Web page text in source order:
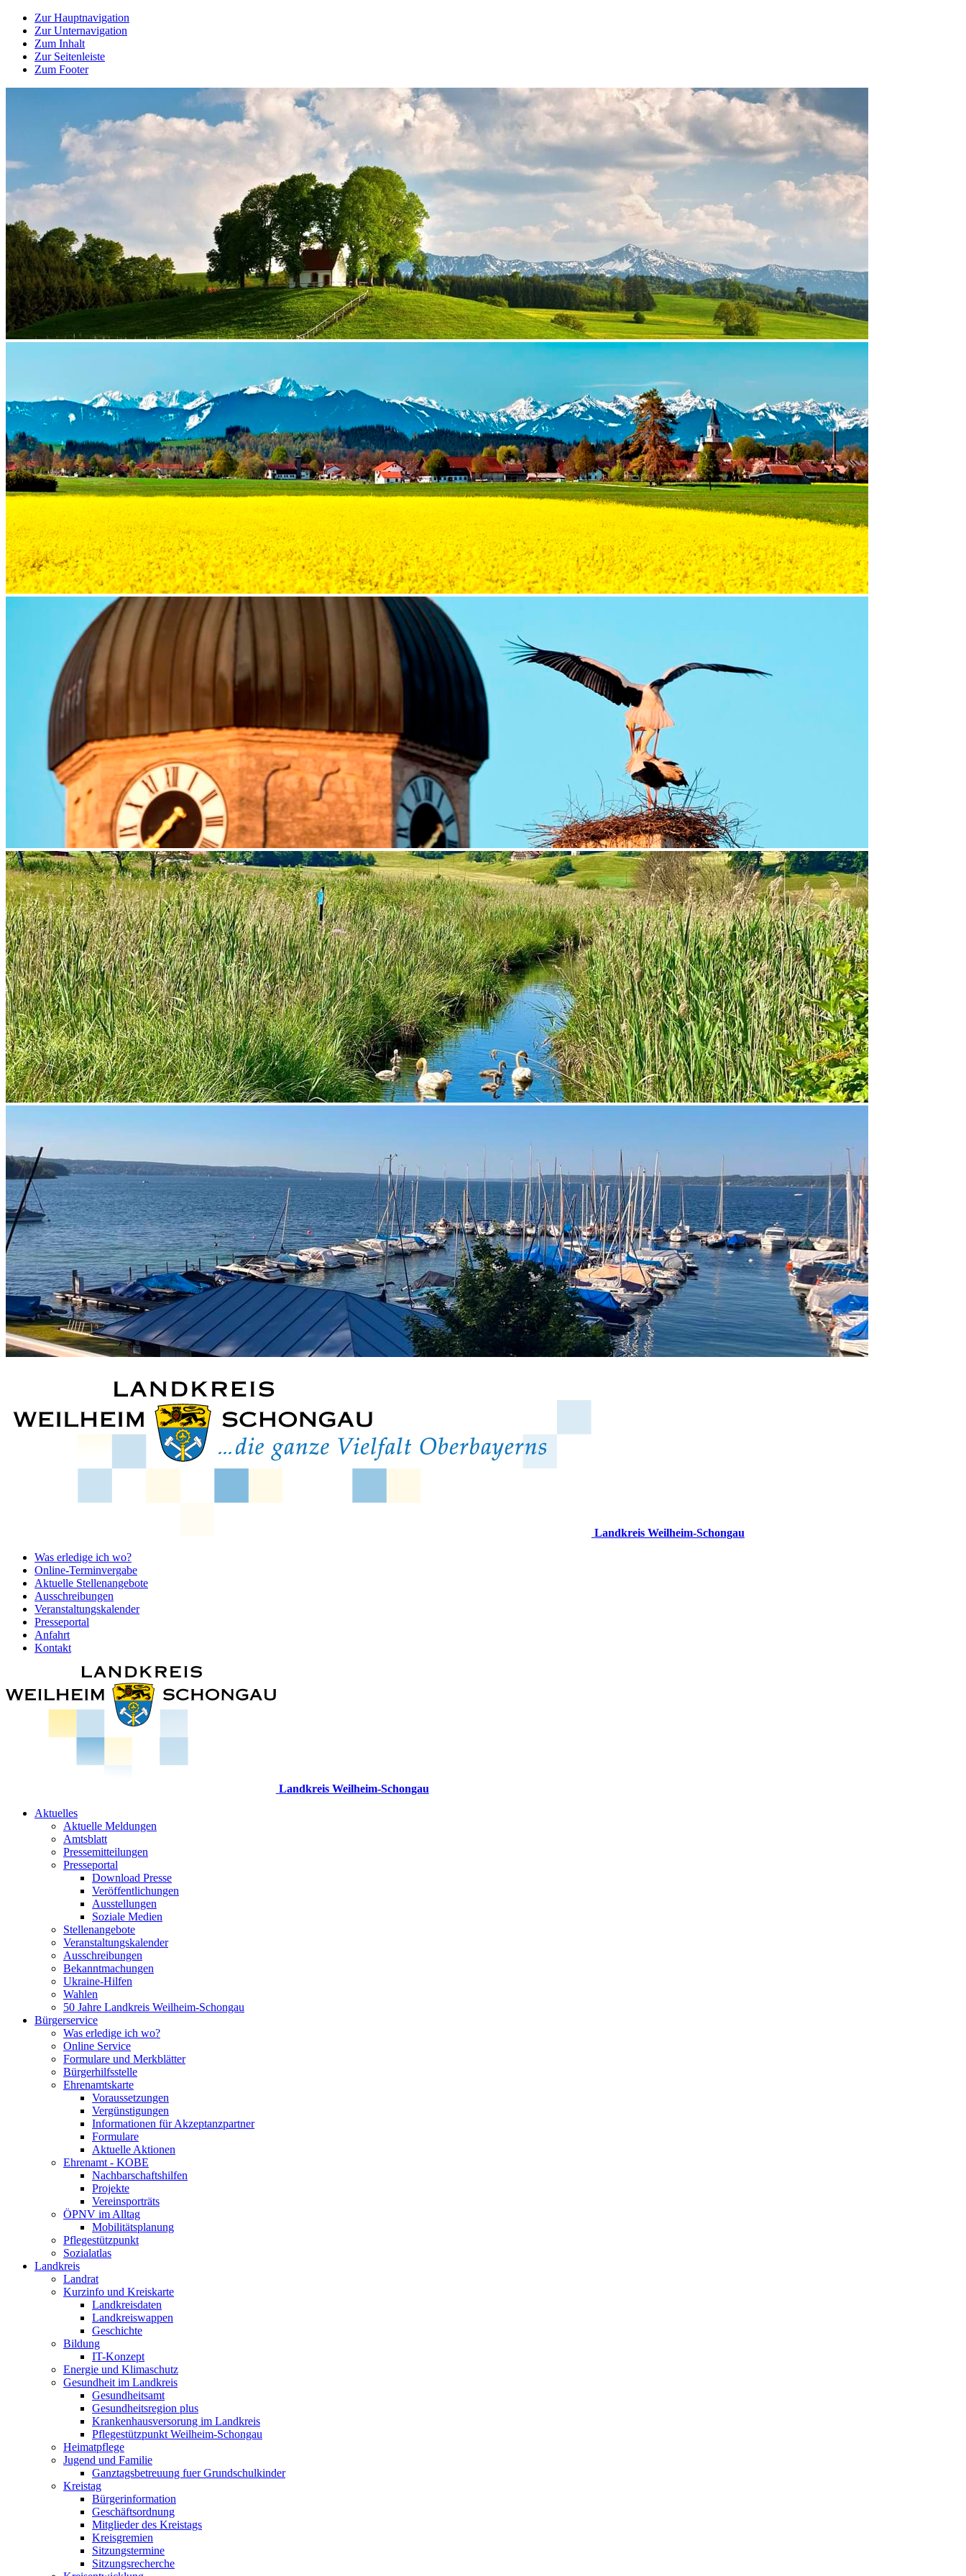
Zur Hauptnavigation
Zur Unternavigation
Zum Inhalt
Zur Seitenleiste
Zum Footer
Landkreis Weilheim-Schongau
Was erledige ich wo?
Online-Terminvergabe
Aktuelle Stellenangebote
Ausschreibungen
Veranstaltungskalender
Presseportal
Anfahrt
Kontakt
Landkreis Weilheim-Schongau
Aktuelles
Aktuelle Meldungen
Amtsblatt
Pressemitteilungen
Presseportal
Download Presse
Veröffentlichungen
Ausstellungen
Soziale Medien
Stellenangebote
Veranstaltungskalender
Ausschreibungen
Bekanntmachungen
Ukraine-Hilfen
Wahlen
50 Jahre Landkreis Weilheim-Schongau
Bürgerservice
Was erledige ich wo?
Online Service
Formulare und Merkblätter
Bürgerhilfsstelle
Ehrenamtskarte
Voraussetzungen
Vergünstigungen
Informationen für Akzeptanzpartner
Formulare
Aktuelle Aktionen
Ehrenamt - KOBE
Nachbarschaftshilfen
Projekte
Vereinsporträts
ÖPNV im Alltag
Mobilitätsplanung
Pflegestützpunkt
Sozialatlas
Landkreis
Landrat
Kurzinfo und Kreiskarte
Landkreisdaten
Landkreiswappen
Geschichte
Bildung
IT-Konzept
Energie und Klimaschutz
Gesundheit im Landkreis
Gesundheitsamt
Gesundheitsregion plus
Krankenhausversorung im Landkreis
Pflegestützpunkt Weilheim-Schongau
Heimatpflege
Jugend und Familie
Ganztagsbetreuung fuer Grundschulkinder
Kreistag
Bürgerinformation
Geschäftsordnung
Mitglieder des Kreistags
Kreisgremien
Sitzungstermine
Sitzungsrecherche